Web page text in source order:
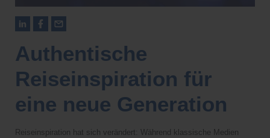
Authentische
Reiseinspiration für
eine neue Generation
Reiseinspiration hat sich verändert: Während klassische Medien